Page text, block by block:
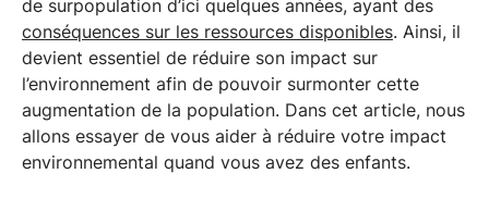
Mais on peut adopter des habitudes de vie
différentes
On peut également adapter sa
consommation
de surpopulation d’ici quelques années, ayant des
conséquences sur les ressources disponibles. Ainsi, il
devient essentiel de réduire son impact sur
l’environnement afin de pouvoir surmonter cette
augmentation de la population. Dans cet article, nous
allons essayer de vous aider à réduire votre impact
environnemental quand vous avez des enfants.